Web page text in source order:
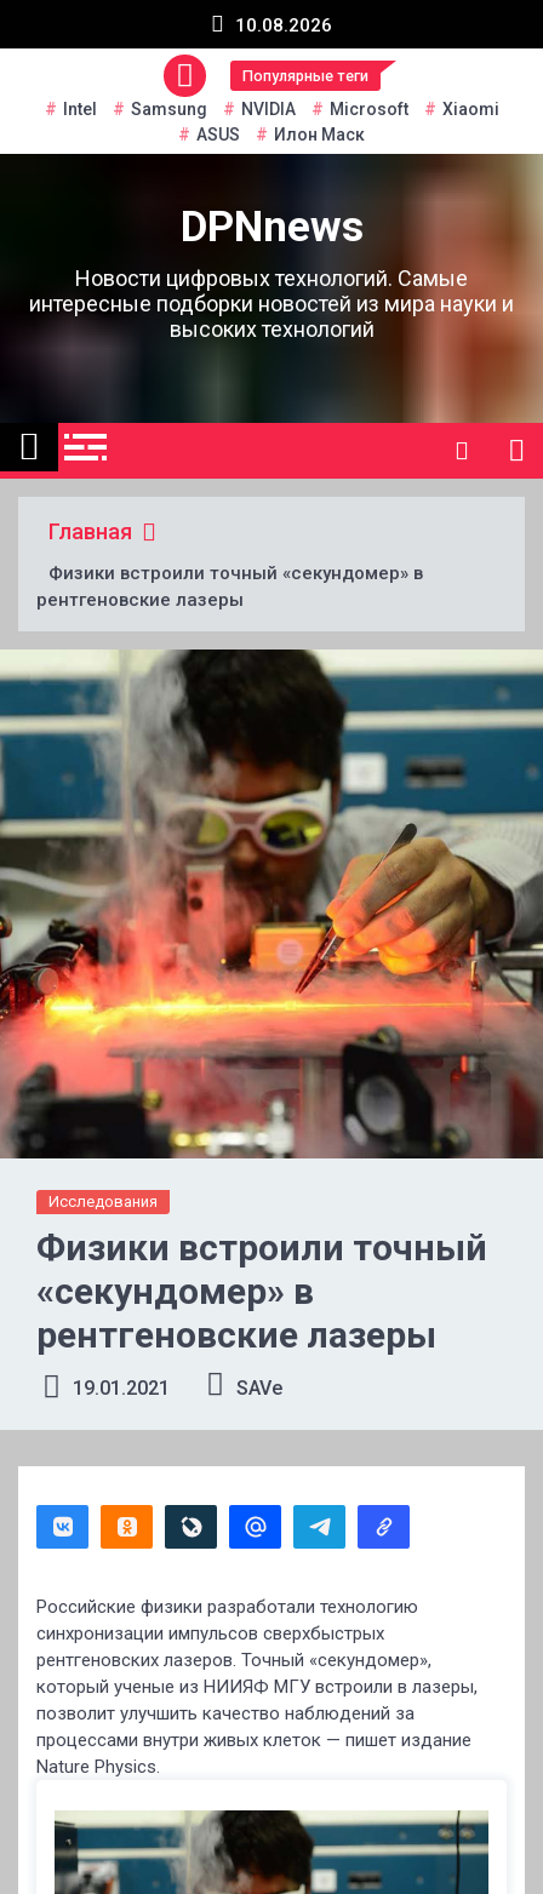
10.08.2026
Популярные теги
Intel Samsung NVIDIA Microsoft
Xiaomi
ASUS
Илон Маск
DPNnews
Новости цифровых технологий. Самые
интересные подборки новостей из мира науки и
высоких технологий
Главная
Физики встроили точный «секундомер» в
рентгеновские лазеры
Исследования
Физики встроили точный
«секундомер» в
рентгеновские лазеры
19.01.2021 SAVe
Российские физики разработали технологию
синхронизации импульсов сверхбыстрых
рентгеновских лазеров. Точный «секундомер»,
который ученые из НИИЯФ МГУ встроили в лазеры,
позволит улучшить качество наблюдений за
процессами внутри живых клеток — пишет издание
Nature Physics.